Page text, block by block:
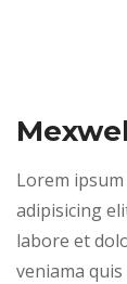
Lorem
adipisicing
labore et
veniama